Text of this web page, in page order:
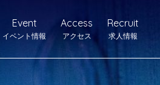
Event
イベント情報
Access
アクセス
Recruit
求人情報